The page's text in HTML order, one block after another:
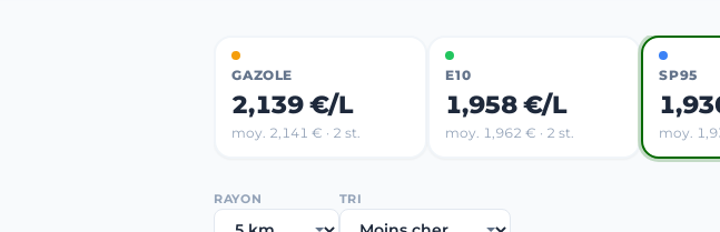
GAZOLE
2,139 €/L
moy. 2,141 € · 2 st.
E10
1,958 €/L
moy. 1,962 € · 2 st.
SP95
moy.
RAYON TRI